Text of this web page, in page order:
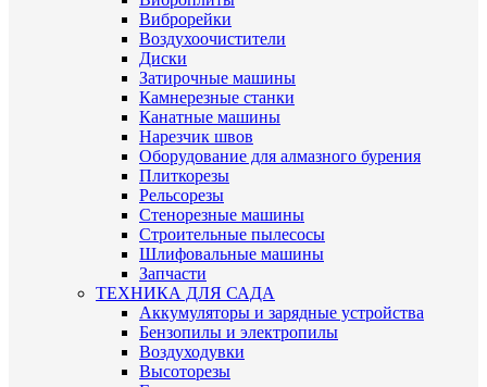
Виброрейки
Воздухоочистители
Диски
Затирочные машины
Камнерезные станки
Канатные машины
Нарезчик швов
Оборудование для алмазного бурения
Плиткорезы
Рельсорезы
Стенорезные машины
Строительные пылесосы
Шлифовальные машины
Запчасти
ТЕХНИКА ДЛЯ САДА
Аккумуляторы и зарядные устройства
Бензопилы и электропилы
Воздуходувки
Высоторезы